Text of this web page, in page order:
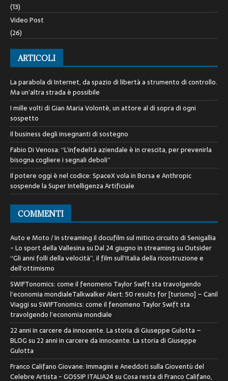
(13)
Video Post
(26)
ARTICOLI
La parabola di Internet, da spazio di libertà a strumento di controllo.
Ma un’altra strada è possibile
I mille volti di Gian Maria Volontè, un attore al di sopra di ogni
sospetto
Il business degli insegnanti di sostegno
Fabio Di Venosa: “L’infedeltà aziendale è in crescita, per prevenirla
bisogna cogliere i segnali deboli”
Il potere oggi è nel codice: SpaceX vola in Borsa e Anthropic
sospende la Super Intelligenza Artificiale
COMMENTI
Auto e Moto / In streaming il docufilm sul mitico circuito di Senigallia
- Lo sport della VallesinasuDal 24 giugno in streaming su Outsider
“Gli anni folli della velocità”, il film sull’Italia della ricostruzione e
dell’ottimismo
SWIFTonomics: come il fenomeno Taylor Swift sta travolgendo
l’economia mondialeTalkwalker Alert: 50 results for [turismo] – Canil
ViaggisuSWIFTonomics: come il fenomeno Taylor Swift sta
travolgendo l’economia mondiale
22 anni in carcere da innocente. La storia di Giuseppe Gulotta –
BLOGsu 22 anni in carcere da innocente. La storia di Giuseppe
Gulotta
Franco Califano Giovane: Immagini e Aneddoti sulla Gioventù del
Celebre Artista - GOSSIP ITALIA24suCosa resta di Franco Califano,